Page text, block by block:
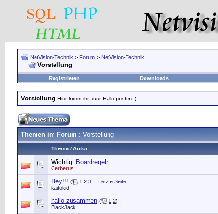
NetVision-Technik > Forum > NetVision-Technik
Vorstellung
Registrieren Downloads
Vorstellung Hier könnt ihr euer Hallo posten :)
Themen im Forum : Vorstellung
Thema / Autor
Wichtig: Boardregeln
Cerberus
Hey!!! ( 1 2 3 Letzte Seite)
kaitokid
hallo zusammen ( 1 2)
BlackJack